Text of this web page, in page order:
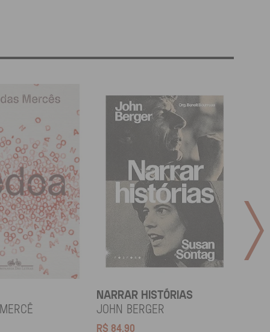
NARRAR HISTÓRIAS
John Berger
R$ 84,90